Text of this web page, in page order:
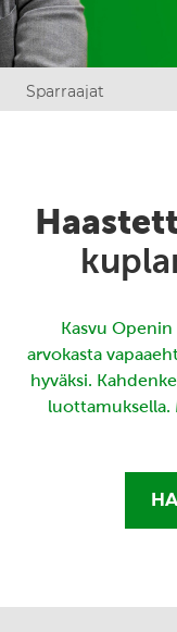
Sparraajat
Kasvu
arvokasta
hyväksi.
luottamuksella.